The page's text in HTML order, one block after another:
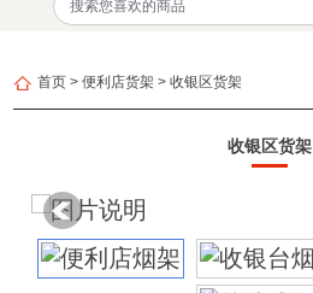
首页 >便利店货架 >收银区货架
收银区货架